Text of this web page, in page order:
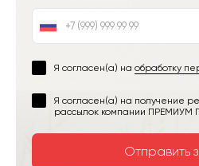
Я согласен(а) на обработку
Я согласен(а) на получение
рассылок компании ПРЕМИУМ
Отправить